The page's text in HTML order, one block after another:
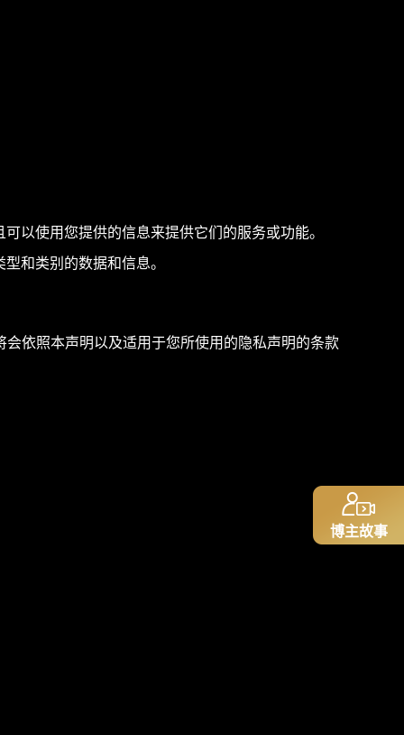
以使用您提供的信息来提供它们的服务或功能。
和类别的数据和信息。
依照本声明以及适用于您所使用的隐私声明的条款
博主故事